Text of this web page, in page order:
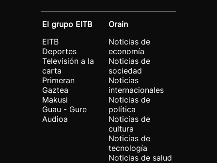
El grupo EITB
EITB
Deportes
Televisión a la
carta
Primeran
Gaztea
Makusi
Guau - Gure
Audioa
Orain
Noticias de
economía
Noticias de
sociedad
Noticias
internacionales
Noticias de
política
Noticias de
cultura
Noticias de
tecnología
Noticias de salud